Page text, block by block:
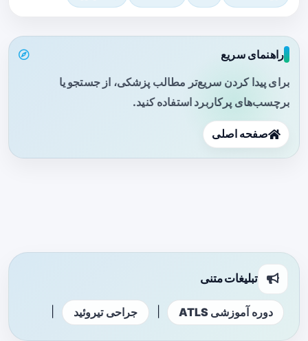
راهنمای سریع
برای پیدا کردن سریع‌تر مطالب پزشکی، از جستجو یا
برچسب‌های پرکاربرد استفاده کنید.
صفحه اصلی
تبلیغات متنی
دوره آموزشی ATLS جراحی تیروئید